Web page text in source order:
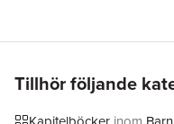
ISBN
Tillhör följande